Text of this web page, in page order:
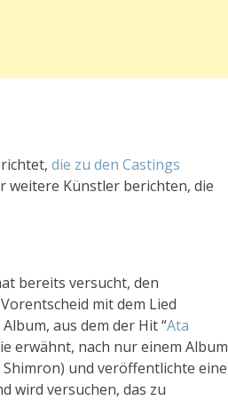
die zu den Castings
weitere Künstler berichten, die
bereits versucht, den
mit dem Lied
aus dem der Hit “Ata
erwähnt, nach nur einem Album
und veröffentlichte eine
wird versuchen, das zu